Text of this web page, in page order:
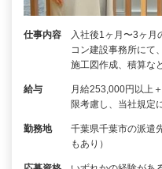
仕事内容
入社後1ヶ月〜3ヶ月
コン建設事務所にて
施工図作成、積算な
給与
月給253,000円以上
限考慮し、当社規定
勤務地
千葉県千葉市の派遣
もあり）